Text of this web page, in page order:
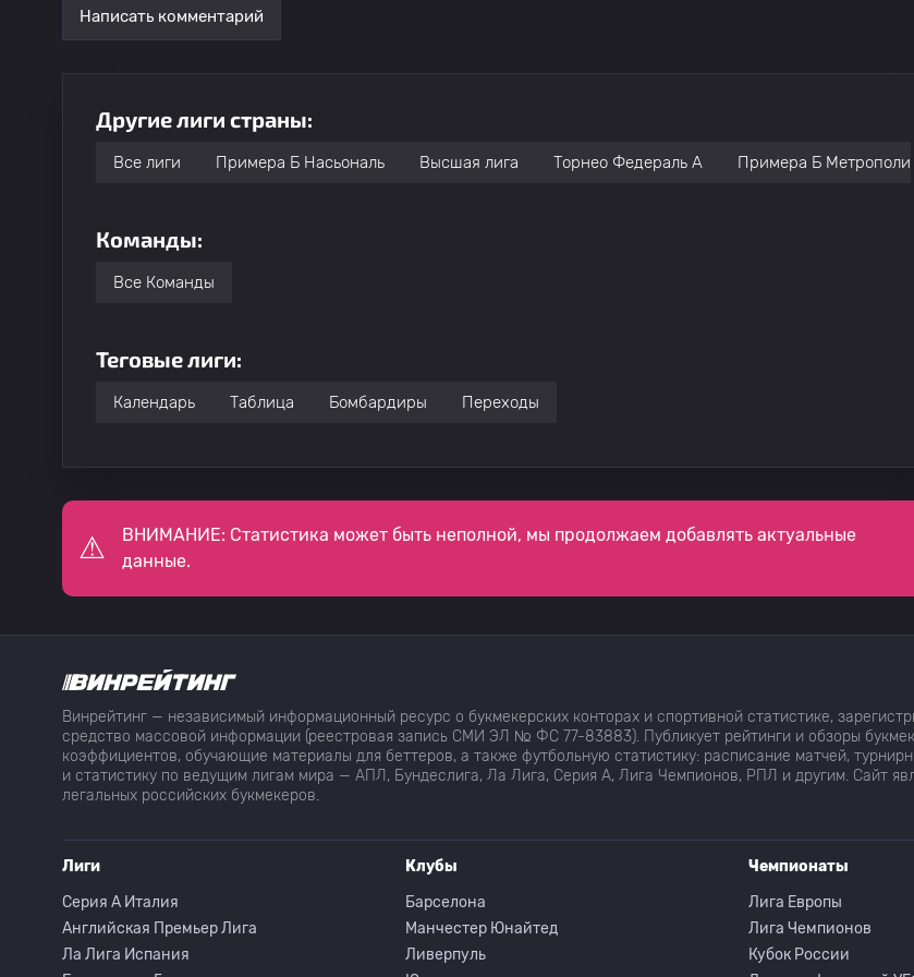
Eric Meza
B. Коцюбински
Juan Saborido Платенсе
37 Ezequiel Piovi Lucas Эстудиантес 0
39 Томас Паласиос Эстудиантес 0
40 F. Amarfil
41
42 F. Bussio Платенсе
Написать комментарий
Другие лиги страны:
Все лиги Примера Б Насьональ Высшая лига Торнео Федераль A Примера Б
Команды:
Все Команды
Теговые лиги:
Календарь Таблица Бомбардиры Переходы
ВНИМАНИЕ: Статистика может быть неполной, мы продолжаем добавлять актуальные
данные.
Винрейтинг — независимый информационный ресурс о букмекерских конторах и спортивной статистике,
средство массовой информации (реестровая запись СМИ ЭЛ № ФС 77-83883). Публикует рейтинги и обзоры
коэффициентов, обучающие материалы для беттеров, а также футбольную статистику: расписание матчей,
и статистику по ведущим лигам мира — АПЛ, Бундеслига, Ла Лига, Серия А, Лига Чемпионов, РПЛ и другим. Сайт
легальных российских букмекеров.
Лиги
Серия A Италия
Английская Премьер Лига
Ла Лига Испания
Клубы
Барселона
Манчестер Юнайтед
Ливерпуль
Чемпионаты
Лига Европы
Лига Чемпионов
Кубок России